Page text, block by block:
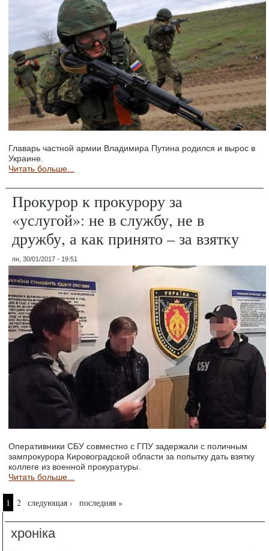
Главарь частной армии Владимира Путина родился и вырос в
Украине.
Читать больше...
Прокурор к прокурору за
«услугой»: не в службу, не в
дружбу, а как принято – за взятку
пн, 30/01/2017 - 19:51
Оперативники СБУ совместно с ГПУ задержали с поличным
зампрокурора Кировоградской области за попытку дать взятку
коллеге из военной прокуратуры.
Читать больше...
Страницы
1 2 следующая › последняя »
хроніка